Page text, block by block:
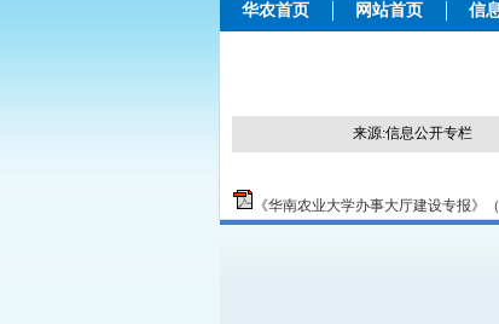
华农首页 网站首页 信
来源:信息公开专栏
《华南农业大学办事大厅建设专报》